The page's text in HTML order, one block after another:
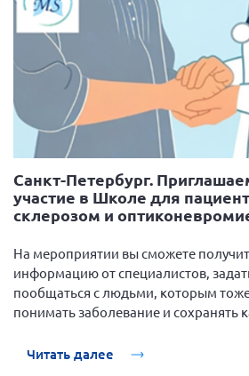
Всероссийская конференция-
"Рассеянный склероз: новые
29.05.2022)
Общероссийская РС
Алтайский край
Архангельская область
Владимирская область
Волгоградская область
Воронежская область
Санкт-Петербург.
участие в Школе для
склерозом и
На мероприятии вы сможете
информацию от специалистов,
пообщаться с людьми, которым
понимать заболевание и сохранять
Читать далее